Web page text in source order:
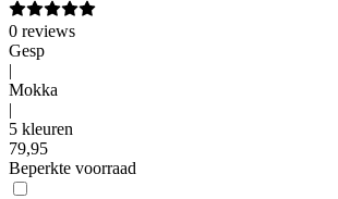
0 reviews
Gesp
|
Mokka
|
5 kleuren
79,95
Beperkte voorraad